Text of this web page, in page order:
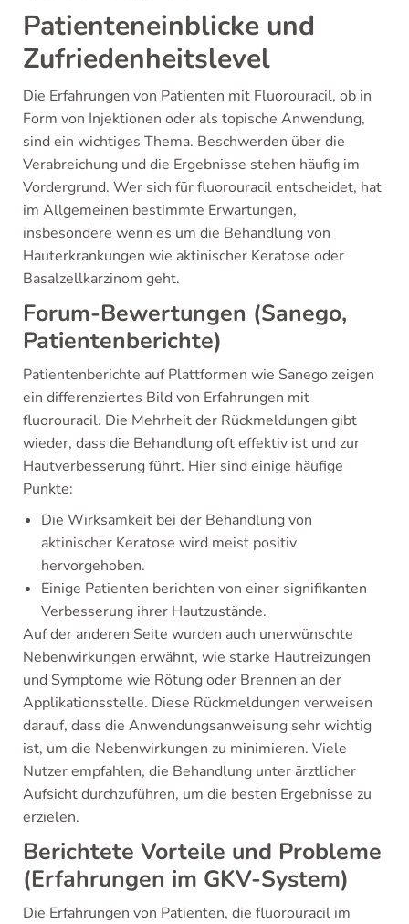
Patienteneinblicke und
Zufriedenheitslevel
Die Erfahrungen von Patienten mit Fluorouracil, ob in
Form von Injektionen oder als topische Anwendung,
sind ein wichtiges Thema. Beschwerden über die
Verabreichung und die Ergebnisse stehen häufig im
Vordergrund. Wer sich für fluorouracil entscheidet, hat
im Allgemeinen bestimmte Erwartungen,
insbesondere wenn es um die Behandlung von
Hauterkrankungen wie aktinischer Keratose oder
Basalzellkarzinom geht.
Forum-Bewertungen (Sanego,
Patientenberichte)
Patientenberichte auf Plattformen wie Sanego zeigen
ein differenziertes Bild von Erfahrungen mit
fluorouracil. Die Mehrheit der Rückmeldungen gibt
wieder, dass die Behandlung oft effektiv ist und zur
Hautverbesserung führt. Hier sind einige häufige
Punkte:
Die Wirksamkeit bei der Behandlung von
aktinischer Keratose wird meist positiv
hervorgehoben.
Einige Patienten berichten von einer signifikanten
Verbesserung ihrer Hautzustände.
Auf der anderen Seite wurden auch unerwünschte
Nebenwirkungen erwähnt, wie starke Hautreizungen
und Symptome wie Rötung oder Brennen an der
Applikationsstelle. Diese Rückmeldungen verweisen
darauf, dass die Anwendungsanweisung sehr wichtig
ist, um die Nebenwirkungen zu minimieren. Viele
Nutzer empfahlen, die Behandlung unter ärztlicher
Aufsicht durchzuführen, um die besten Ergebnisse zu
erzielen.
Berichtete Vorteile und Probleme
(Erfahrungen im GKV-System)
Die Erfahrungen von Patienten, die fluorouracil im